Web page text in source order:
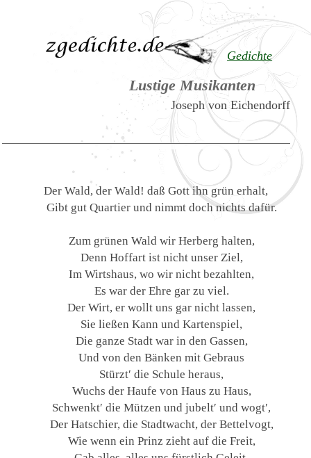
Gedichte
Lustige Musikanten
Joseph von Eichendorff
Der Wald, der Wald! daß Gott ihn grün erhalt,
Gibt gut Quartier und nimmt doch nichts dafür.
Zum grünen Wald wir Herberg halten,
Denn Hoffart ist nicht unser Ziel,
Im Wirtshaus, wo wir nicht bezahlten,
Es war der Ehre gar zu viel.
Der Wirt, er wollt uns gar nicht lassen,
Sie ließen Kann und Kartenspiel,
Die ganze Stadt war in den Gassen,
Und von den Bänken mit Gebraus
Stürzt′ die Schule heraus,
Wuchs der Haufe von Haus zu Haus,
Schwenkt′ die Mützen und jubelt′ und wogt′,
Der Hatschier, die Stadtwacht, der Bettelvogt,
Wie wenn ein Prinz zieht auf die Freit,